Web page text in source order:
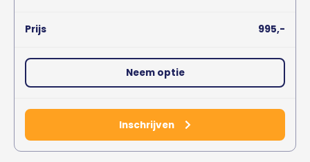
995,-
Neem optie
Inschrijven